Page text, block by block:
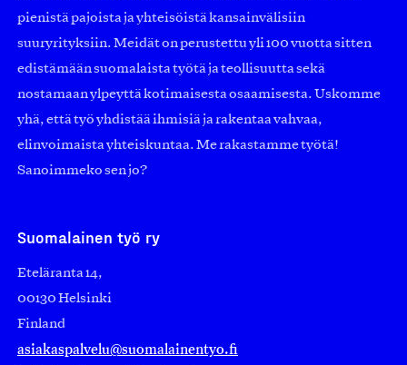
pienistä pajoista ja yhteisöistä kansainvälisiin
suuryrityksiin. Meidät on perustettu yli 100 vuotta sitten
edistämään suomalaista työtä ja teollisuutta sekä
nostamaan ylpeyttä kotimaisesta osaamisesta. Uskomme
yhä, että työ yhdistää ihmisiä ja rakentaa vahvaa,
elinvoimaista yhteiskuntaa. Me rakastamme työtä!
Sanoimmeko sen jo?
Suomalainen työ ry
Eteläranta 14,
00130 Helsinki
Finland
asiakaspalvelu@suomalainentyo.fi